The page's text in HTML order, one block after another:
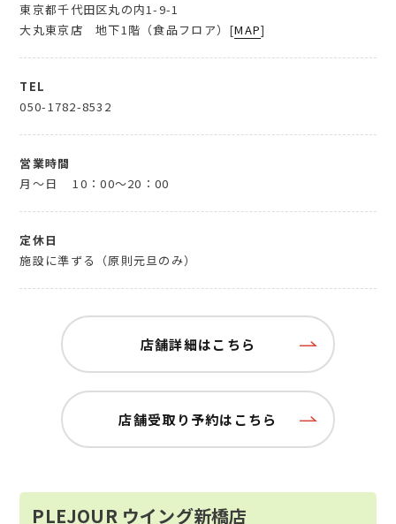
東京都千代田区丸の内1-9-1
大丸東京店 地下1階（食品フロア）[MAP]
TEL
050-1782-8532
営業時間
月～日
10：00～20：00
定休日
施設に準ずる（原則元旦のみ）
店舗詳細はこちら
店舗受取り予約はこちら
PLEJOUR ウイング新橋店